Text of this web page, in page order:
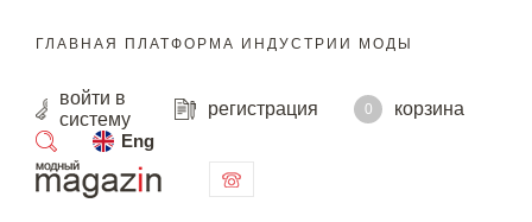
ГЛАВНАЯ ПЛАТФОРМА ИНДУСТРИИ МОДЫ
войти в
систему
регистрация 0
корзина
Eng
поиск